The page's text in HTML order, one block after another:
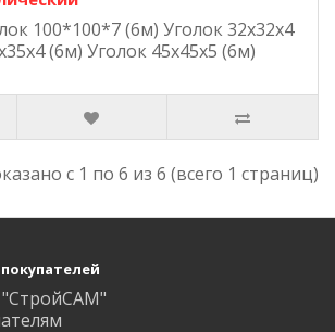
100*100*7 (6м) Уголок 32х32х4
(6м) Уголок 45х45х5 (6м)
с 1 по 6 из 6 (всего 1 страниц)